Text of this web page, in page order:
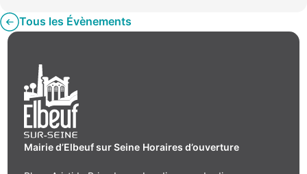
Tous les Évènements
Mairie d’Elbeuf sur Seine Horaires d’ouverture